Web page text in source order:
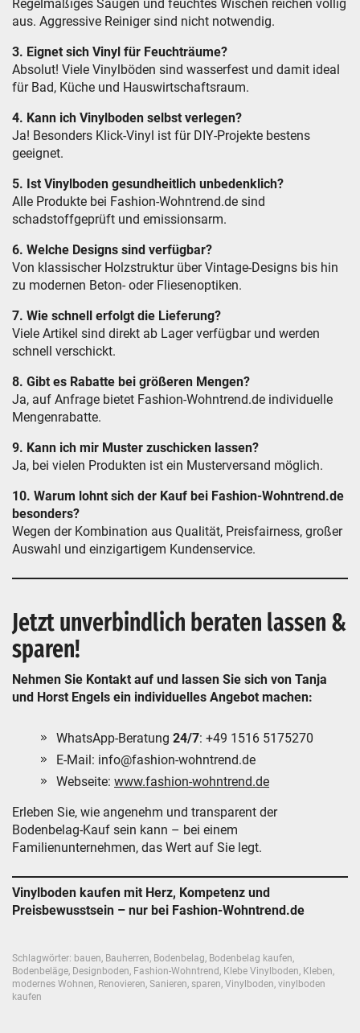
Regelmäßiges Saugen und feuchtes Wischen reichen völlig
aus. Aggressive Reiniger sind nicht notwendig.
3. Eignet sich Vinyl für Feuchträume?
Absolut! Viele Vinylböden sind wasserfest und damit ideal
für Bad, Küche und Hauswirtschaftsraum.
4. Kann ich Vinylboden selbst verlegen?
Ja! Besonders Klick-Vinyl ist für DIY-Projekte bestens
geeignet.
5. Ist Vinylboden gesundheitlich unbedenklich?
Alle Produkte bei Fashion-Wohntrend.de sind
schadstoffgeprüft und emissionsarm.
6. Welche Designs sind verfügbar?
Von klassischer Holzstruktur über Vintage-Designs bis hin
zu modernen Beton- oder Fliesenoptiken.
7. Wie schnell erfolgt die Lieferung?
Viele Artikel sind direkt ab Lager verfügbar und werden
schnell verschickt.
8. Gibt es Rabatte bei größeren Mengen?
Ja, auf Anfrage bietet Fashion-Wohntrend.de individuelle
Mengenrabatte.
9. Kann ich mir Muster zuschicken lassen?
Ja, bei vielen Produkten ist ein Musterversand möglich.
10. Warum lohnt sich der Kauf bei Fashion-Wohntrend.de
besonders?
Wegen der Kombination aus Qualität, Preisfairness, großer
Auswahl und einzigartigem Kundenservice.
Jetzt unverbindlich beraten lassen &
sparen!
Nehmen Sie Kontakt auf und lassen Sie sich von Tanja
und Horst Engels ein individuelles Angebot machen:
WhatsApp-Beratung 24/7: +49 1516 5175270
E-Mail: info@fashion-wohntrend.de
Webseite: www.fashion-wohntrend.de
Erleben Sie, wie angenehm und transparent der
Bodenbelag-Kauf sein kann – bei einem
Familienunternehmen, das Wert auf Sie legt.
Vinylboden kaufen mit Herz, Kompetenz und
Preisbewusstsein – nur bei Fashion-Wohntrend.de
Schlagwörter: bauen, Bauherren, Bodenbelag, Bodenbelag kaufen,
Bodenbeläge, Designboden, Fashion-Wohntrend , Klebe Vinylboden, Kleben,
modernes Wohnen, Renovieren, Sanieren, sparen, Vinylboden, vinylboden
kaufen